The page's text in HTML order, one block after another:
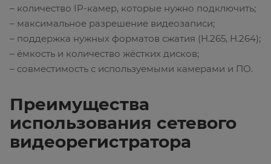
– количество IP-камер, которые нужно подключить;
– максимальное разрешение видеозаписи;
– поддержка нужных форматов сжатия (H.265, H.264);
– ёмкость и количество жёстких дисков;
– совместимость с используемыми камерами и ПО.
Преимущества
использования сетевого
видеорегистратора